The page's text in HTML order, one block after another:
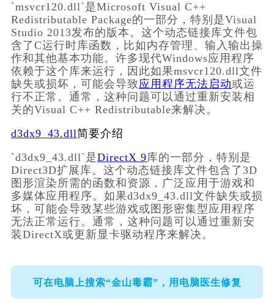
`msvcr120.dll`是Microsoft Visual C++
Redistributable Package的一部分，特别是Visual
Studio 2013发布的版本。这个动态链接库文件包
含了C运行时库函数，比如内存管理、输入输出操
作和其他基本功能。许多现代Windows应用程序
依赖于这个库来运行，因此如果msvcr120.dll文件
缺失或损坏，可能会导致应用程序无法启动或运
行不正常。通常，这种问题可以通过重新安装相
关的Visual C++ Redistributable来解决。
d3dx9_43.dll简要介绍
`d3dx9_43.dll`是DirectX 9库的一部分，特别是
Direct3D扩展库。这个动态链接库文件包含了3D
图形渲染所需的函数和资源，广泛应用于游戏和
多媒体应用程序。如果d3dx9_43.dll文件缺失或损
坏，可能会导致某些游戏或图形密集型应用程序
无法正常运行。通常，这种问题可以通过重新安
装DirectX或更新显卡驱动程序来解决。
可在电脑上搜索“金山毒霸”，用电脑医生修复